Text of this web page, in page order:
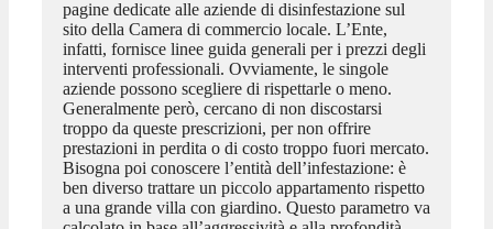
pagine dedicate alle aziende di disinfestazione sul
sito della Camera di commercio locale. L’Ente,
infatti, fornisce linee guida generali per i prezzi degli
interventi professionali. Ovviamente, le singole
aziende possono scegliere di rispettarle o meno.
Generalmente però, cercano di non discostarsi
troppo da queste prescrizioni, per non offrire
prestazioni in perdita o di costo troppo fuori mercato.
Bisogna poi conoscere l’entità dell’infestazione: è
ben diverso trattare un piccolo appartamento rispetto
a una grande villa con giardino. Questo parametro va